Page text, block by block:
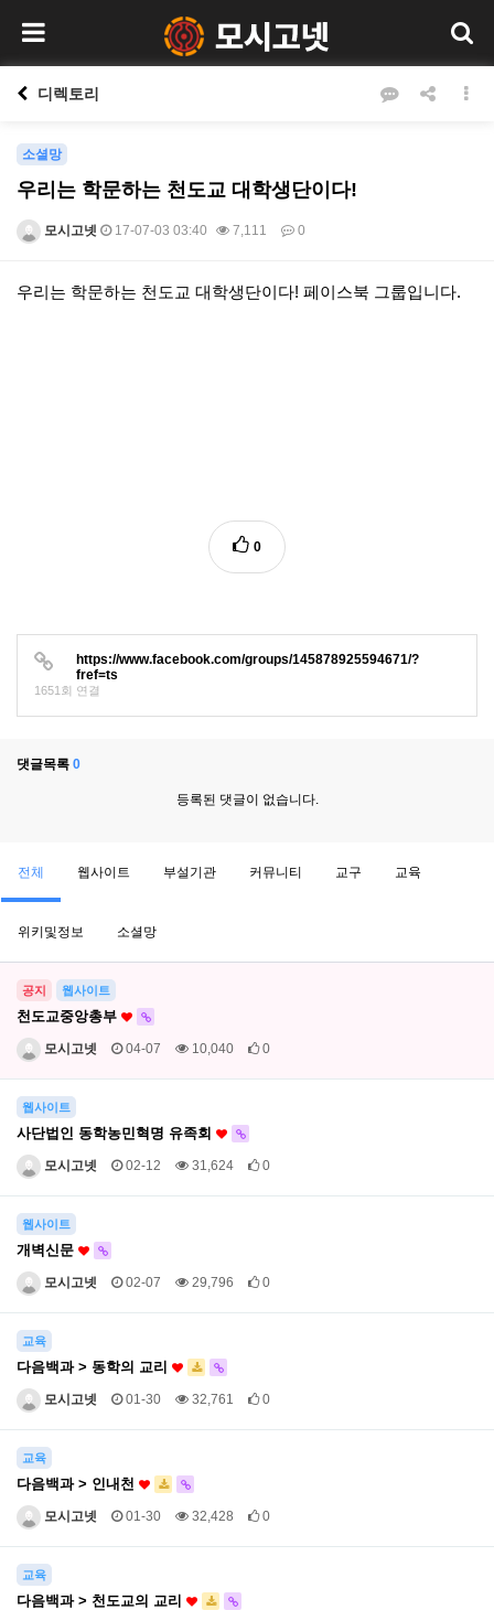
디렉토리
소셜망
우리는 학문하는 천도교 대학생단이다!
모시고넷 17-07-03 03:40 7,111 0
본문
우리는 학문하는 천도교 대학생단이다! 페이스북 그룹입니다.
0
https://www.facebook.com/groups/145878925594671/?
fref=ts
1651회 연결
댓글목록 0
등록된 댓글이 없습니다.
전체 웹사이트 부설기관 커뮤니티 교구 교육
위키및정보 소셜망
공지 웹사이트
천도교중앙총부
모시고넷 04-07 10,040 0
웹사이트
사단법인 동학농민혁명 유족회
모시고넷 02-12 31,624 0
웹사이트
개벽신문
모시고넷 02-07 29,796 0
교육
다음백과 > 동학의 교리
모시고넷 01-30 32,761 0
교육
다음백과 > 인내천
모시고넷 01-30 32,428 0
교육
다음백과 > 천도교의 교리